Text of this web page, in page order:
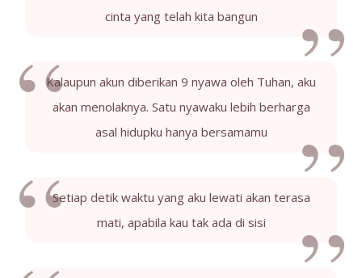
cinta yang telah kita bangun
Kalaupun akun diberikan 9 nyawa oleh Tuhan, aku
akan menolaknya. Satu nyawaku lebih berharga
asal hidupku hanya bersamamu
Setiap detik waktu yang aku lewati akan terasa
mati, apabila kau tak ada di sisi